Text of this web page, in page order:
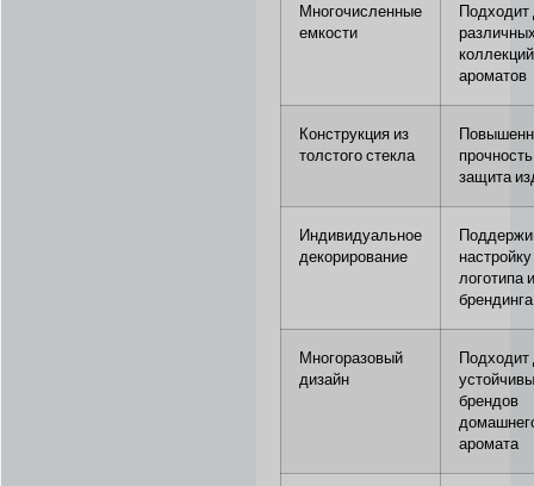
Многочисленные
емкости
Подходит
коллекций
ароматов
Конструкция из
толстого стекла
защита
Индивидуальное
декорирование
настройку
логотипа
брендинга
Многоразовый
дизайн
Подходит
брендов
аромата